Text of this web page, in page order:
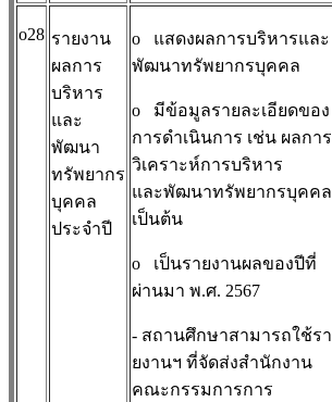
o28 รายงาน
ผลการ
บริหาร
และ
พัฒนา
ทรัพยากร
บุคคล
ประจำปี
o แสดงผลการบริหารและ
พัฒนาทรัพยากรบุคคล
o มีข้อมูลรายละเอียดของ
การดำเนินการ เช่น ผลการ
วิเคราะห์การบริหาร
และพัฒนาทรัพยากรบุคคล
เป็นต้น
o เป็นรายงานผลของปีที่
ผ่านมา พ.ศ. 2567
- สถานศึกษาสามารถใช้รา
ยงานฯ ที่จัดส่งสำนักงาน
คณะกรรมการการ